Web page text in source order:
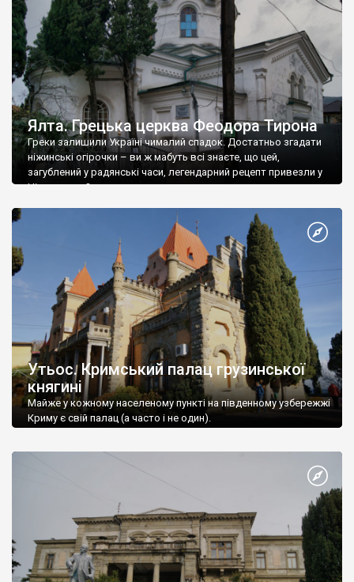
Ялта. Грецька церква Феодора Тирона
Греки залишили Україні чималий спадок. Достатньо згадати
ніжинські огірочки – ви ж мабуть всі знаєте, що цей,
загублений у радянські часи, легендарний рецепт привезли у
Ніжин греки?
Утьос. Кримський палац грузинської
княгині
Майже у кожному населеному пункті на південному узбережжі
Криму є свій палац (а часто і не один).